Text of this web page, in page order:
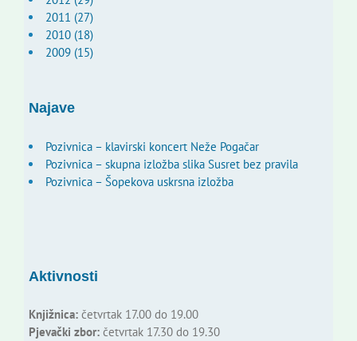
2011 (27)
2010 (18)
2009 (15)
Najave
Pozivnica – klavirski koncert Neže Pogačar
Pozivnica – skupna izložba slika Susret bez pravila
Pozivnica – Šopekova uskrsna izložba
Aktivnosti
Knjižnica:četvrtak 17.00 do 19.00
Pjevački zbor:četvrtak 17.30 do 19.30